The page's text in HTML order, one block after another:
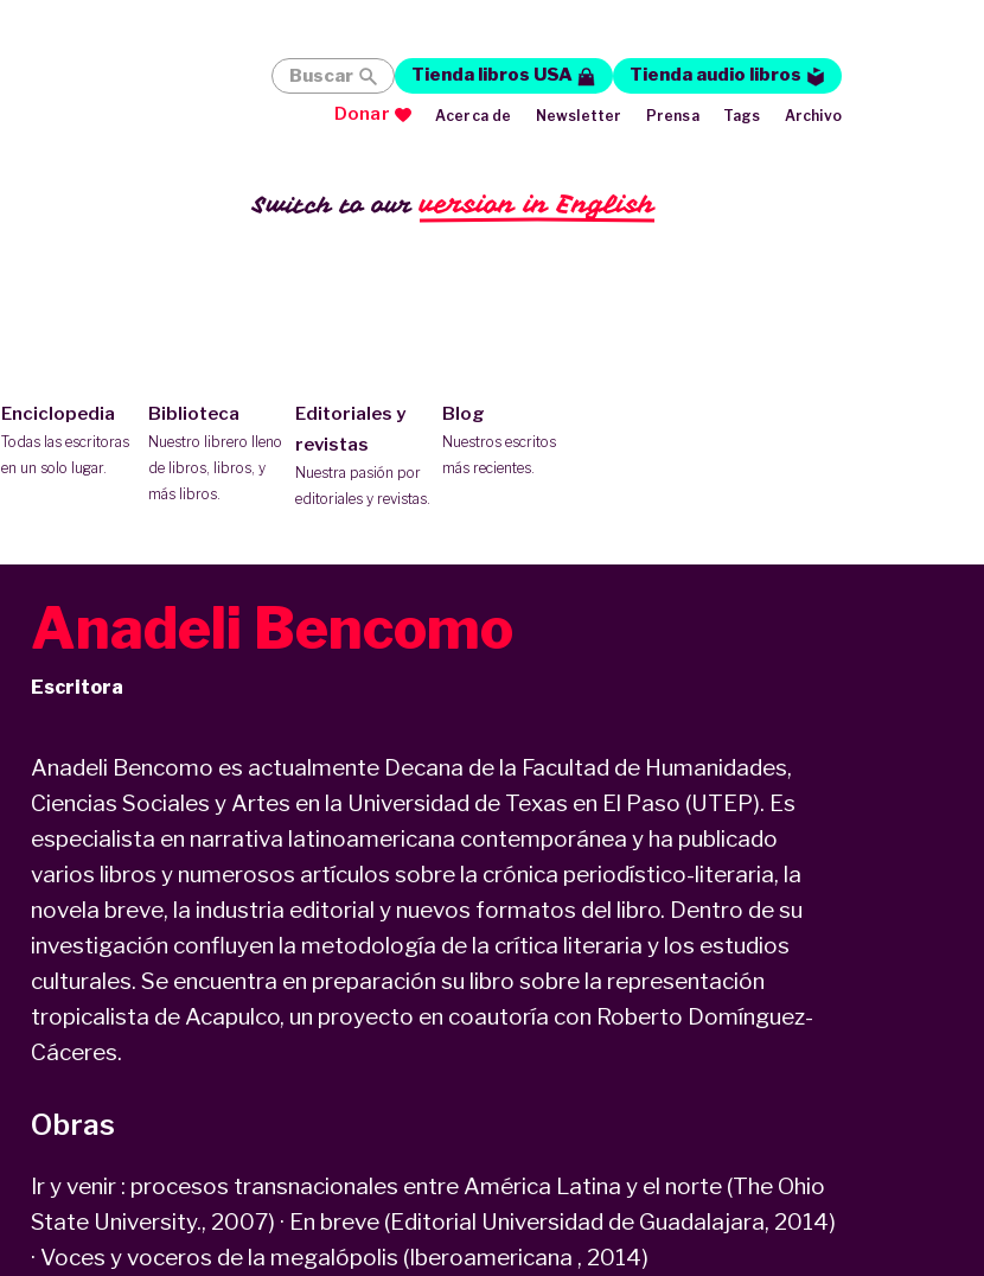
Switch to ourversion in English
Enciclopedia
Todas las escritoras
en un solo lugar.
Biblioteca
Nuestro librero lleno
de libros, libros, y
más libros.
Editoriales y
revistas
Nuestra pasión por
editoriales y revistas.
Blog
Nuestros escritos
más recientes.
Buscar Tienda libros USA
Tienda audio libros
Donar
Acerca de Newsletter Prensa Tags Archivo
Anadeli Bencomo
Escritora
Anadeli Bencomo es actualmente Decana de la Facultad de Humanidades,
Ciencias Sociales y Artes en la Universidad de Texas en El Paso (UTEP). Es
especialista en narrativa latinoamericana contemporánea y ha publicado
varios libros y numerosos artículos sobre la crónica periodístico-literaria, la
novela breve, la industria editorial y nuevos formatos del libro. Dentro de su
investigación confluyen la metodología de la crítica literaria y los estudios
culturales. Se encuentra en preparación su libro sobre la representación
tropicalista de Acapulco, un proyecto en coautoría con Roberto Domínguez-
Cáceres.
Obras
Ir y venir : procesos transnacionales entre América Latina y el norte (The Ohio
State University., 2007) · En breve (Editorial Universidad de Guadalajara, 2014)
· Voces y voceros de la megalópolis (Iberoamericana , 2014)